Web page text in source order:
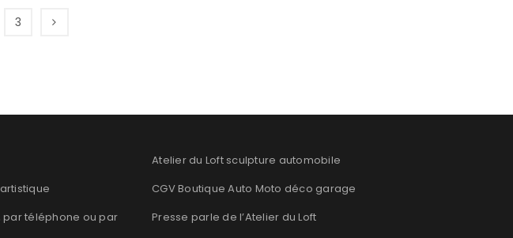
3
par téléphone ou par
Atelier du Loft sculpture automobile
CGV Boutique Auto Moto déco garage
Presse parle de l’Atelier du Loft